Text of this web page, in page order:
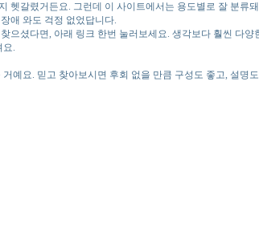
헷갈렸거든요. 그런데 이 사이트에서는 용도별로 잘 분류
애 와도 걱정 없었답니다.
으셨다면, 아래 링크 한번 눌러보세요. 생각보다 훨씬 다양
요.
예요. 믿고 찾아보시면 후회 없을 만큼 구성도 좋고, 설명